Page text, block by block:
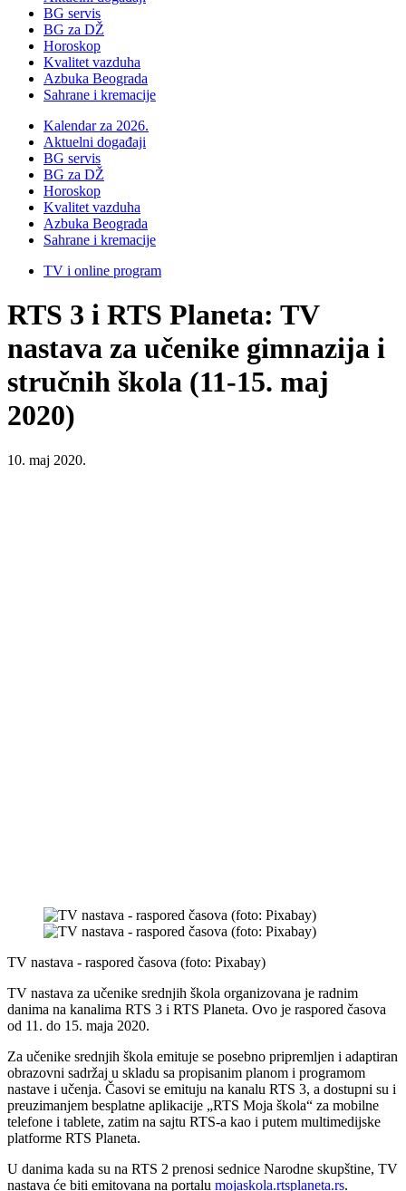
BG servis
BG za DŽ
Horoskop
Kvalitet vazduha
Azbuka Beograda
Sahrane i kremacije
Kalendar za 2026.
Aktuelni događaji
BG servis
BG za DŽ
Horoskop
Kvalitet vazduha
Azbuka Beograda
Sahrane i kremacije
TV i online program
RTS 3 i RTS Planeta: TV
nastava za učenike gimnazija i
stručnih škola (11-15. maj
2020)
10. maj 2020.
TV nastava - raspored časova (foto: Pixabay)
TV nastava za učenike srednjih škola organizovana je radnim
danima na kanalima RTS 3 i RTS Planeta. Ovo je raspored časova
od 11. do 15. maja 2020.
Za učenike srednjih škola emituje se posebno pripremljen i adaptiran
obrazovni sadržaj u skladu sa propisanim planom i programom
nastave i učenja. Časovi se emituju na kanalu RTS 3, a dostupni su i
preuzimanjem besplatne aplikacije „RTS Moja škola“ za mobilne
telefone i tablete, zatim na sajtu RTS-a kao i putem multimedijske
platforme RTS Planeta.
U danima kada su na RTS 2 prenosi sednice Narodne skupštine, TV
nastava će biti emitovana na portalu mojaskola.rtsplaneta.rs.